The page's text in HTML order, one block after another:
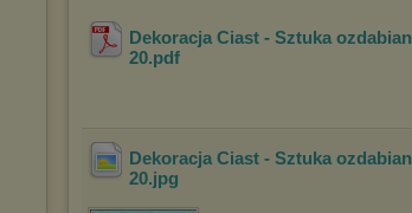
Dekoracja Ciast - Sztuka
20.pdf
Dekoracja Ciast - Sztuka
20.jpg